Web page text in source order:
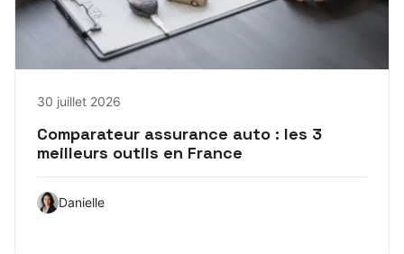
30 juillet 2026
Comparateur assurance auto : les 3
meilleurs outils en France
Danielle